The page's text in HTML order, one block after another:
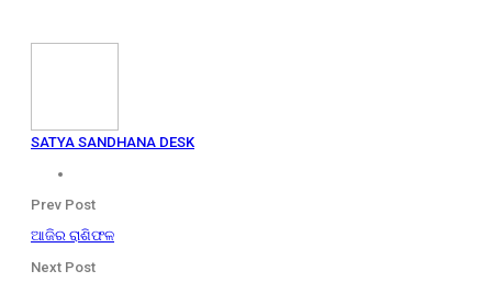
SATYA SANDHANA DESK
Prev Post
ଆଜିର ରାଶିଫଳ
Next Post